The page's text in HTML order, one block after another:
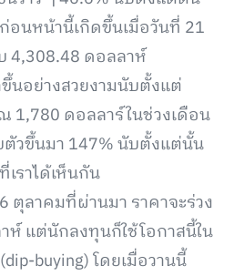
นหน้านี้เกิดขึ้นเมื่อวันที่ 21
4,308.48 ดอลลาห์
นอย่างสวยงามนับตั้งแต่
1,780 ดอลลาร์ในช่วงเดือน
วขึ้นมา 147% นับตั้งแต่นั้น
ราได้เห็นกัน
ตุลาคมที่ผ่านมา ราคาจะร่วง
ห์ แต่นักลงทุนก็ใช้โอกาสนี้ใน
buying) โดยเมื่อวานนี้